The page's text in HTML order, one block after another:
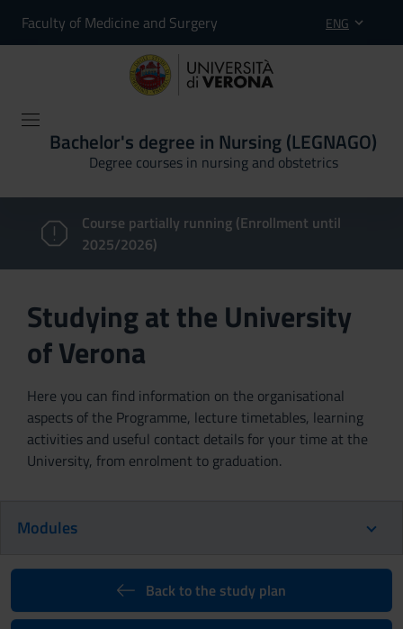
Faculty of Medicine and Surgery ENG
Bachelor's degree in Nursing (LEGNAGO)
Degree courses in nursing and obstetrics
Course partially running (Enrollment until
2025/2026)
Studying at the University
of Verona
Here you can find information on the organisational
aspects of the Programme, lecture timetables, learning
activities and useful contact details for your time at the
University, from enrolment to graduation.
Modules
Back to the study plan